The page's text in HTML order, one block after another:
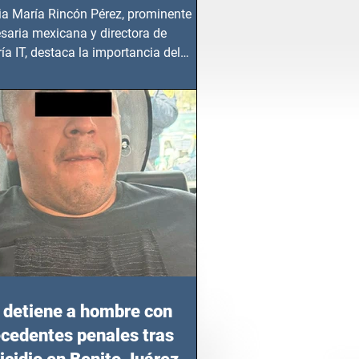
María Rincón Pérez, prominente
mexicana y directora de
IT, destaca la importancia del
detiene a hombre con
penales tras